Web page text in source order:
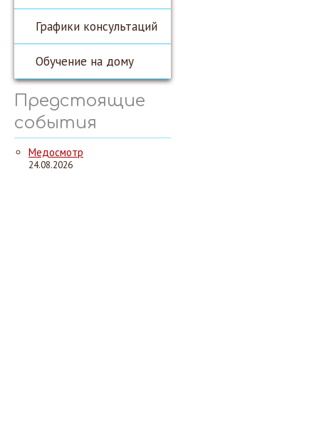
Графики консультаций
Обучение на дому
Предстоящие
события
Медосмотр
24.08.2026